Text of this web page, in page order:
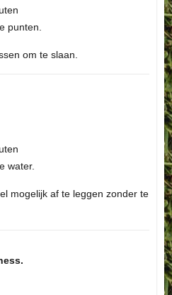
om te slaan.
mogelijk af te leggen zonder te